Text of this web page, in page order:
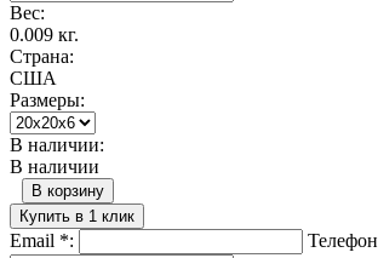
Вес:
0.009 кг.
Страна:
США
Размеры:
В наличии:
В наличии
В корзину
Купить в 1 клик
Email *: Телефон